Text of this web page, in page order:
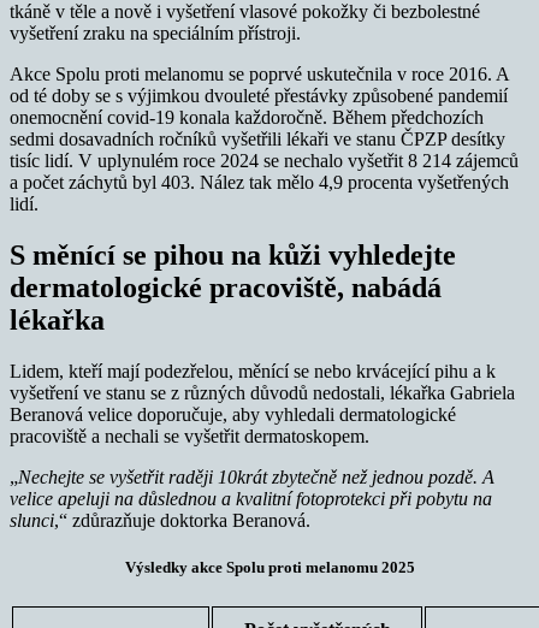
tkáně v těle a nově i vyšetření vlasové pokožky či bezbolestné
vyšetření zraku na speciálním přístroji.
Akce Spolu proti melanomu se poprvé uskutečnila v roce 2016. A
od té doby se s výjimkou dvouleté přestávky způsobené pandemií
onemocnění covid-19 konala každoročně. Během předchozích
sedmi dosavadních ročníků vyšetřili lékaři ve stanu ČPZP desítky
tisíc lidí. V uplynulém roce 2024 se nechalo vyšetřit 8 214 zájemců
a počet záchytů byl 403. Nález tak mělo 4,9 procenta vyšetřených
lidí.
S měnící se pihou na kůži vyhledejte
dermatologické pracoviště, nabádá
lékařka
Lidem, kteří mají podezřelou, měnící se nebo krvácející pihu a k
vyšetření ve stanu se z různých důvodů nedostali, lékařka Gabriela
Beranová velice doporučuje, aby vyhledali dermatologické
pracoviště a nechali se vyšetřit dermatoskopem.
„Nechejte se vyšetřit raději 10krát zbytečně než jednou pozdě. A
velice apeluji na důslednou a kvalitní fotoprotekci při pobytu na
slunci,“ zdůrazňuje doktorka Beranová.
Výsledky akce Spolu proti melanomu 2025